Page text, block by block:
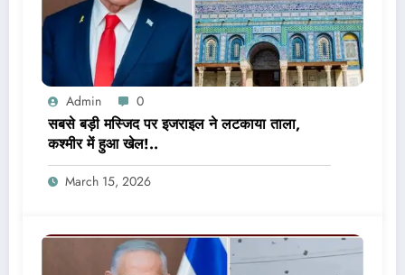
Admin 0
सबसे बड़ी मस्जिद पर इजराइल ने लटकाया ताला,
कश्मीर में हुआ खेल!..
March 15, 2026